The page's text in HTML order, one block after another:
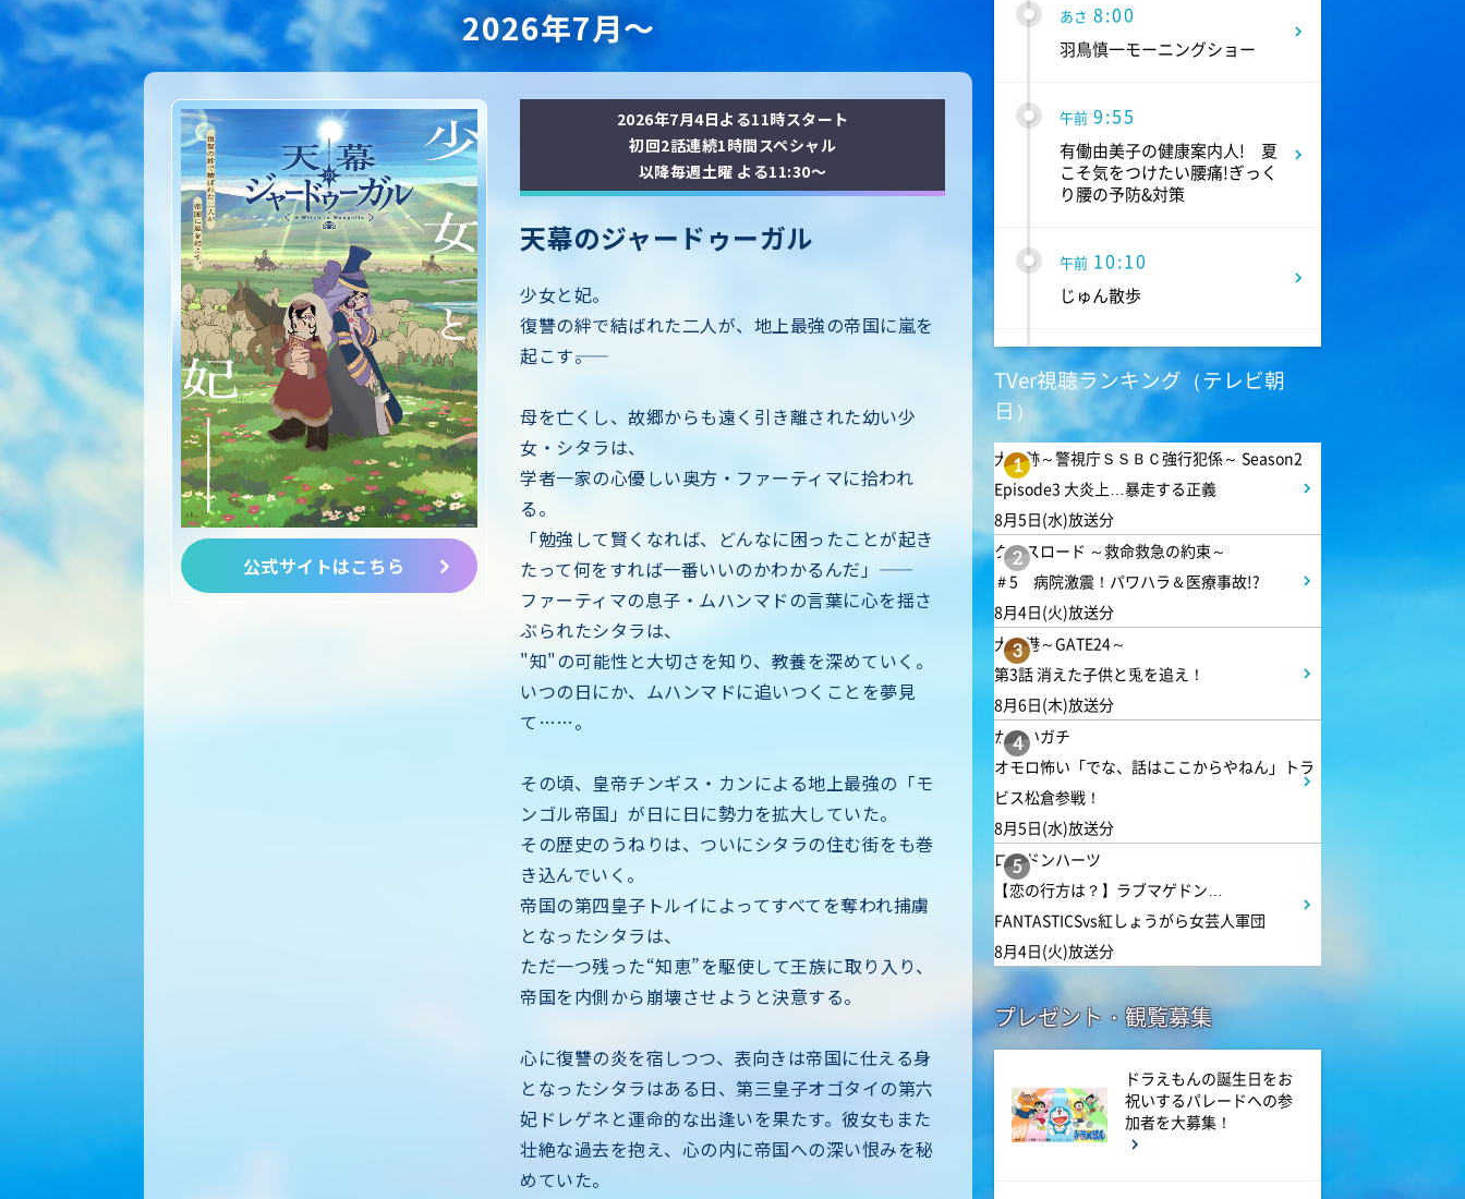
2026年7月～
公式サイトはこちら
2026年7月4日よる11時スタート
初回2話連続1時間スペシャル
以降毎週土曜 よる11:30～
天幕のジャードゥーガル
少女と妃。
復讐の絆で結ばれた二人が、地上最強の帝国に嵐を
起こす――。
母を亡くし、故郷からも遠く引き離された幼い少
女・シタラは、
学者一家の心優しい奥方・ファーティマに拾われ
る。
「勉強して賢くなれば、どんなに困ったことが起き
たって何をすれば一番いいのかわかるんだ」――
ファーティマの息子・ムハンマドの言葉に心を揺さ
ぶられたシタラは、
"知"の可能性と大切さを知り、教養を深めていく。
いつの日にか、ムハンマドに追いつくことを夢見
て……。
その頃、皇帝チンギス・カンによる地上最強の「モ
ンゴル帝国」が日に日に勢力を拡大していた。
その歴史のうねりは、ついにシタラの住む街をも巻
き込んでいく。
帝国の第四皇子トルイによってすべてを奪われ捕虜
となったシタラは、
ただ一つ残った“知恵”を駆使して王族に取り入り、
帝国を内側から崩壊させようと決意する。
心に復讐の炎を宿しつつ、表向きは帝国に仕える身
となったシタラはある日、第三皇子オゴタイの第六
妃ドレゲネと運命的な出逢いを果たす。彼女もまた
壮絶な過去を抱え、心の内に帝国への深い恨みを秘
めていた。
あさ 8:00
羽鳥慎一モーニングショー
午前 9:55
有働由美子の健康案内人! 夏
こそ気をつけたい腰痛!ぎっく
り腰の予防&対策
午前 10:10
じゅん散歩
午前 10:40
大下容子ワイド!スクランブル
午後 1:00
徹子の部屋 追悼・寿美花代さ
ん
午後 1:30
DAIGOも台所 ～きょうの献
立 何にする?～ 簡単!コーヒ
ーパンナコッタ
午後
ANNニュース
午後 1:50
TOKYO EVERYONE
1:55
午後もじゅん散歩
2:53
科捜研の女12 #3
午後 3:50
TVer視聴ランキング（テレビ朝
日）
1
大追跡～警視庁ＳＳＢＣ強行犯係～ Season2
Episode3 大炎上…暴走する正義
8月5日(水)放送分
2
クロスロード ～救命救急の約束～
＃5 病院激震！パワハラ＆医療事故!?
8月4日(火)放送分
3
大空港～GATE24～
第3話 消えた子供と兎を追え！
8月6日(木)放送分
4
かまいガチ
オモロ怖い「でな、話はここからやねん」トラ
ビス松倉参戦！
8月5日(水)放送分
5
ロンドンハーツ
【恋の行方は？】ラブマゲドン…
FANTASTICSvs紅しょうがら女芸人軍団
8月4日(火)放送分
プレゼント・観覧募集
ドラえもんの誕生日をお
祝いするパレードへの参
加者を大募集！